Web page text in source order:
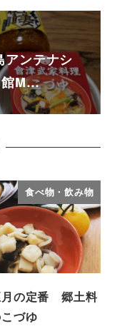
アンテナシ
館M…
食べ物・飲み物
月の定番 郷土料
づゆ